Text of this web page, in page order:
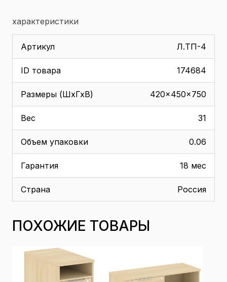
характеристики
Артикул Л.ТП-4
ID товара 174684
Размеры (ШхГхВ) 420x450x750
Вес 31
Объем упаковки 0.06
Гарантия 18 мес
Страна Россия
ПОХОЖИЕ ТОВАРЫ